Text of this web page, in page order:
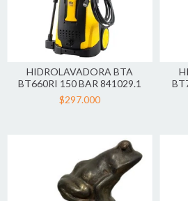
HIDROLAVADORA BTA
BT660RI 150 BAR 841029.1
$297.000